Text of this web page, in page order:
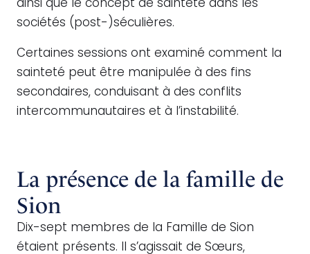
ainsi que le concept de sainteté dans les
sociétés (post-)séculières.
Certaines sessions ont examiné comment la
sainteté peut être manipulée à des fins
secondaires, conduisant à des conflits
intercommunautaires et à l’instabilité.
La présence de la famille de
Sion
Dix-sept membres de la Famille de Sion
étaient présents. Il s’agissait de Sœurs,